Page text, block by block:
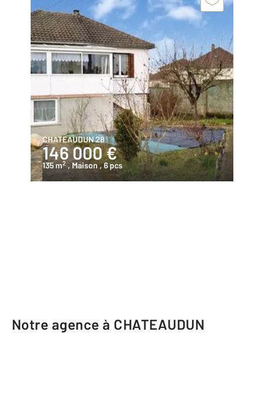
CHATEAUDUN 28
146 000 €
135 m2 , Maison, 6 pcs
Notre agence à CHATEAUDUN